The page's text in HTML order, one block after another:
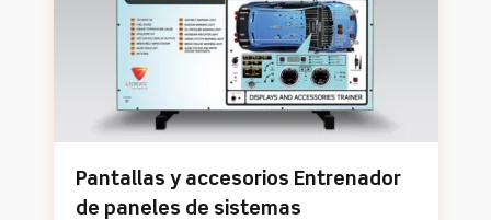
Pantallas y accesorios Entrenador
de paneles de sistemas